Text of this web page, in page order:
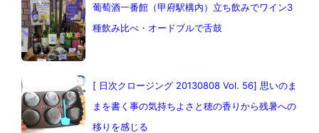
葡萄酒一番館（甲府駅構内）立ち飲みでワイン3
種飲み比べ・オードブルで舌鼓
[ 日次クロージング 20130808 Vol. 56] 思いのま
まを書く事の気持ちよさと穂の香りから残暑への
移りを感じる